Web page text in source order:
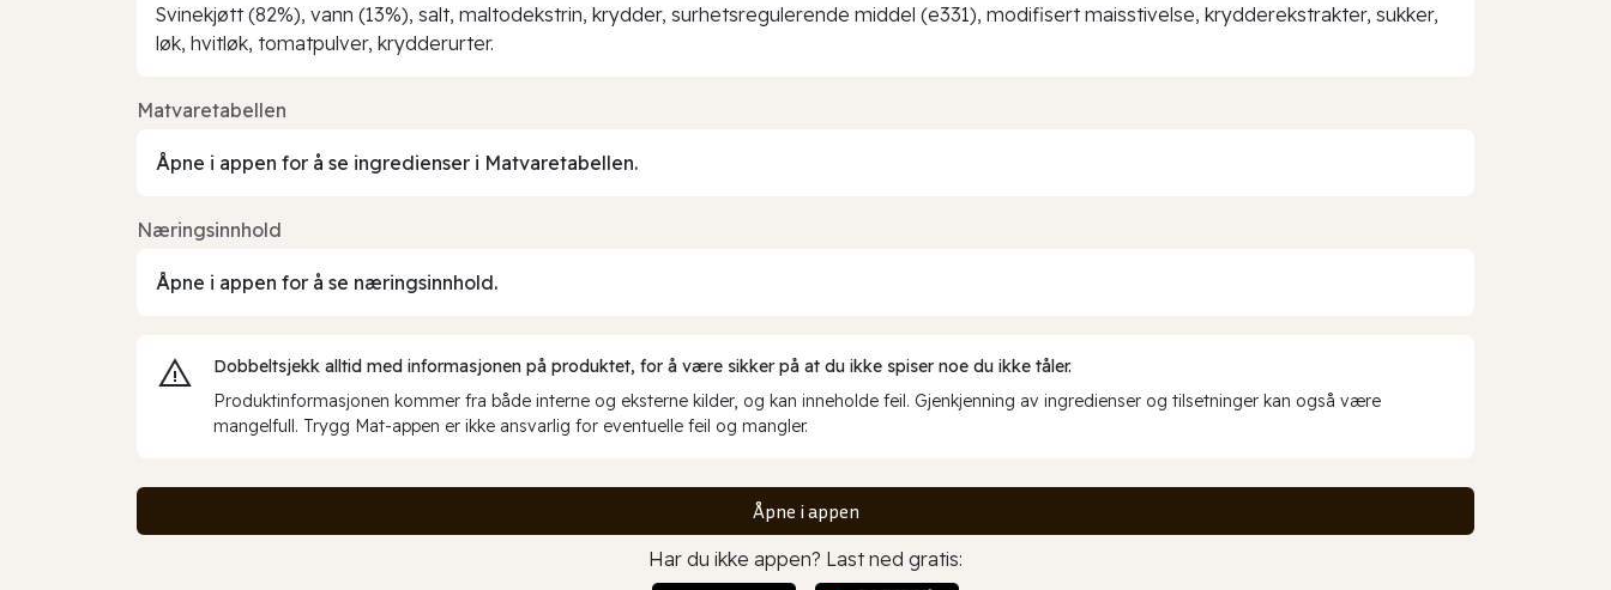
Svinekjøtt (82%), vann (13%), salt, maltodekstrin, krydder, surhetsregulerende middel (e331), modifisert maisstivelse, krydderekstrakter, sukker,
løk, hvitløk, tomatpulver, krydderurter.
Matvaretabellen
Åpne i appen for å se ingredienser i Matvaretabellen.
Næringsinnhold
Åpne i appen for å se næringsinnhold.
Dobbeltsjekk alltid med informasjonen på produktet, for å være sikker på at du ikke spiser noe du ikke tåler.
Produktinformasjonen kommer fra både interne og eksterne kilder, og kan inneholde feil. Gjenkjenning av ingredienser og tilsetninger kan også være
mangelfull. Trygg Mat-appen er ikke ansvarlig for eventuelle feil og mangler.
Åpne i appen
Har du ikke appen? Last ned gratis: